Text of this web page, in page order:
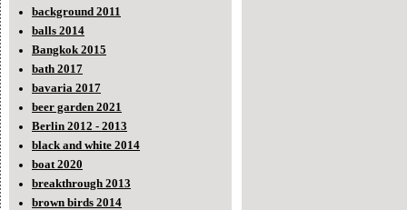
background 2011
balls 2014
Bangkok 2015
bath 2017
bavaria 2017
beer garden 2021
Berlin 2012 - 2013
black and white 2014
boat 2020
breakthrough 2013
brown birds 2014